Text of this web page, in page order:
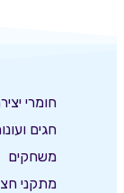
חומרי
חגים
משחקים
מתקני